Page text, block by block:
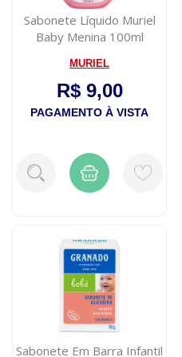
Sabonete Líquido Muriel
Baby Menina 100ml
MURIEL
R$ 9,00
PAGAMENTO À VISTA
Sabonete Em Barra Infantil